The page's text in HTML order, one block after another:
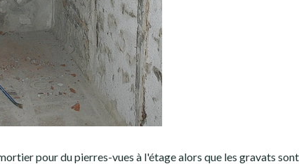
pour du pierres-vues à l'étage alors que les gravats sont